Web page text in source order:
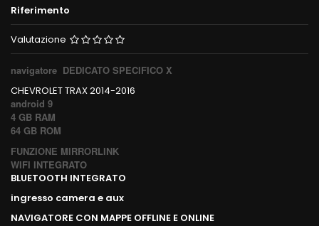
Riferimento
Valutazione
navigatore DEDICATO SPECIFICO X
CHEVROLET TRAX 2014-2016
android 9
4 GB RAM
64 GB ROM
FUNZIONE MIRRORLINK
WIFI INTEGRATO
BLUETOOTH INTEGRATO
ingresso camera e aux
NAVIGATORE CON MAPPE OFFLINE E ONLINE